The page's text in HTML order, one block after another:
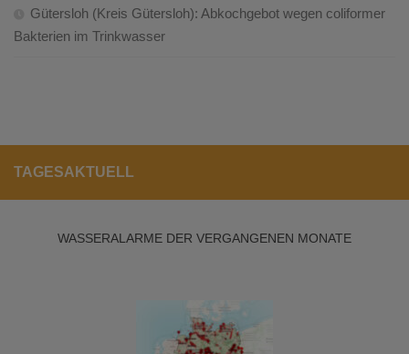
Gütersloh (Kreis Gütersloh): Abkochgebot wegen coliformer
Bakterien im Trinkwasser
TAGESAKTUELL
WASSERALARME DER VERGANGENEN MONATE